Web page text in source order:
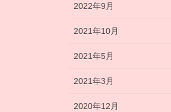
2022年9月
2021年10月
2021年5月
2021年3月
2020年12月